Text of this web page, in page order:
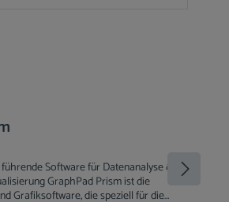
Software für Datenanalyse &
GraphPad Prism ist die
Grafiksoftware, die speziell für die